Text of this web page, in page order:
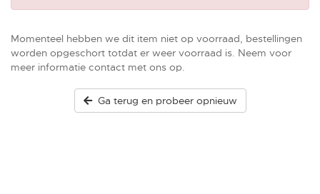
Momenteel hebben we dit item niet op voorraad, bestellingen
worden opgeschort totdat er weer voorraad is. Neem voor
meer informatie contact met ons op.
Ga terug en probeer opnieuw